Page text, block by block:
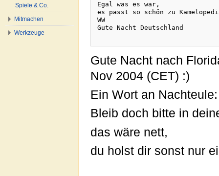
Egal was es war,
es passt so schön zu
WW
Gute Nacht Deutschland
Gute Nacht nach
Nov 2004 (CET) :)
Ein Wort an Nachteule:
Bleib doch bitte in
das wäre nett,
du holst dir sonst nur
Spiele & Co.
Mitmachen
Werkzeuge